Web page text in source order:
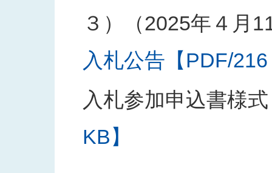
３）（2025年４月
入札公告【PDF/
入札参加申込書様式
KB】